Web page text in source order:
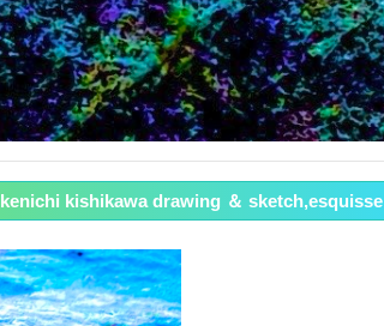
kenichi kishikawa drawing ＆ sketch,esquisse